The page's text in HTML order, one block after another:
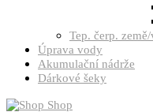
Tep. čerp.
Úprava vody
Akumulační nádrže
Dárkové šeky
Shop